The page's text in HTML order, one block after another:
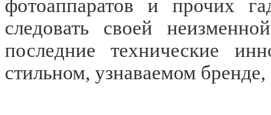
фотоаппаратов и прочих
следовать своей
последние технические
стильном, узнаваемом